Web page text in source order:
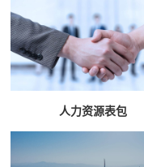
人力资源表包